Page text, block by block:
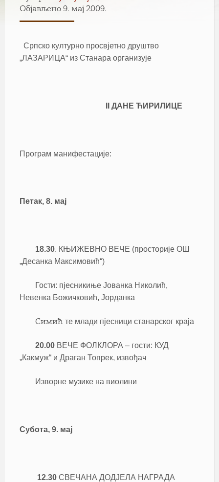
Објављено 9. мај 2009.
Српско културно просвјетно друштво
„ЛАЗАРИЦА“ из Станара организује
II ДАНЕ ЋИРИЛИЦЕ
Програм манифестације:
Петак, 8. мај
18.30. КЊИЖЕВНО ВЕЧЕ (просторије ОШ
„Десанка Максимовић“)
Гости: пјесникиње Јованка Николић,
Невенка Божичковић, Јорданка
Симић те млади пјесници станарског краја
20.00 ВЕЧЕ ФОЛКЛОРА – гости: КУД
„Какмуж“ и Драган Топрек, извођач
Изворне музике на виолини
Субота, 9. мај
12.30 СВЕЧАНА ДОДЈЕЛА НАГРАДА